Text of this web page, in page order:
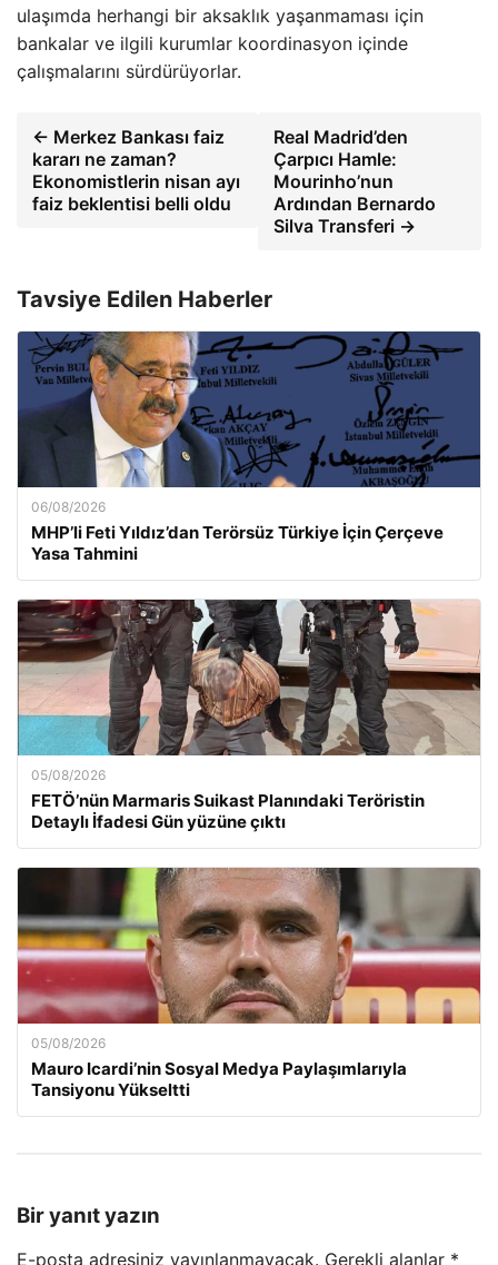
ulaşımda herhangi bir aksaklık yaşanmaması için
bankalar ve ilgili kurumlar koordinasyon içinde
çalışmalarını sürdürüyorlar.
← Merkez Bankası faiz
kararı ne zaman?
Ekonomistlerin nisan ayı
faiz beklentisi belli oldu
Real Madrid’den
Çarpıcı Hamle:
Mourinho’nun
Ardından Bernardo
Silva Transferi →
Tavsiye Edilen Haberler
06/08/2026
MHP’li Feti Yıldız’dan Terörsüz Türkiye İçin Çerçeve
Yasa Tahmini
05/08/2026
FETÖ’nün Marmaris Suikast Planındaki Teröristin
Detaylı İfadesi Gün yüzüne çıktı
05/08/2026
Mauro Icardi’nin Sosyal Medya Paylaşımlarıyla
Tansiyonu Yükseltti
Bir yanıt yazın
E-posta adresiniz yayınlanmayacak. Gerekli alanlar *